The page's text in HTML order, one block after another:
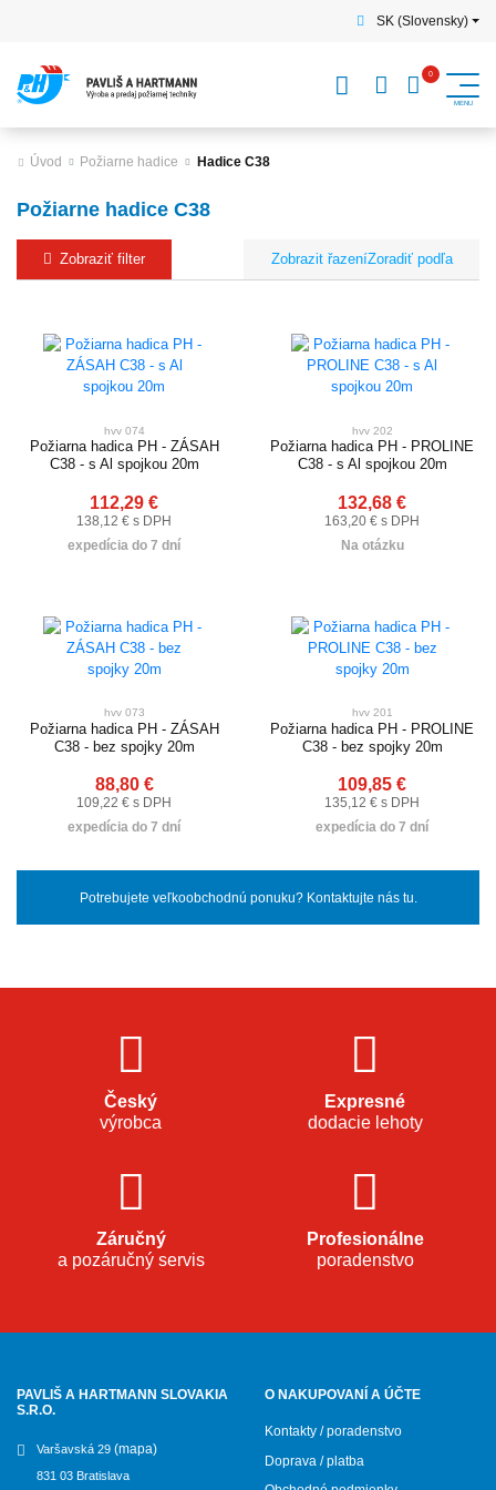
SK (Slovensky)
Úvod Požiarne hadice Hadice C38
Požiarne hadice C38
Zobraziť filter Zoradiť podľa
hvv 074
Požiarna hadica PH - ZÁSAH
C38 - s Al spojkou 20m
112,29 €
138,12 € s DPH
expedícia do 7 dní
hvv 202
Požiarna hadica PH - PROLINE
C38 - s Al spojkou 20m
132,68 €
163,20 € s DPH
Na otázku
hvv 073
Požiarna hadica PH - ZÁSAH
C38 - bez spojky 20m
88,80 €
109,22 € s DPH
expedícia do 7 dní
hvv 201
Požiarna hadica PH - PROLINE
C38 - bez spojky 20m
109,85 €
135,12 € s DPH
expedícia do 7 dní
Potrebujete veľkoobchodnú ponuku? Kontaktujte nás tu.
Český
výrobca
Expresné
dodacie lehoty
Záručný
a pozáručný servis
Profesionálne
poradenstvo
PAVLIŠ A HARTMANN SLOVAKIA
S.R.O.
Varšavská 29 (mapa)
831 03 Bratislava
O NAKUPOVANÍ A ÚČTE
Kontakty / poradenstvo
Doprava / platba